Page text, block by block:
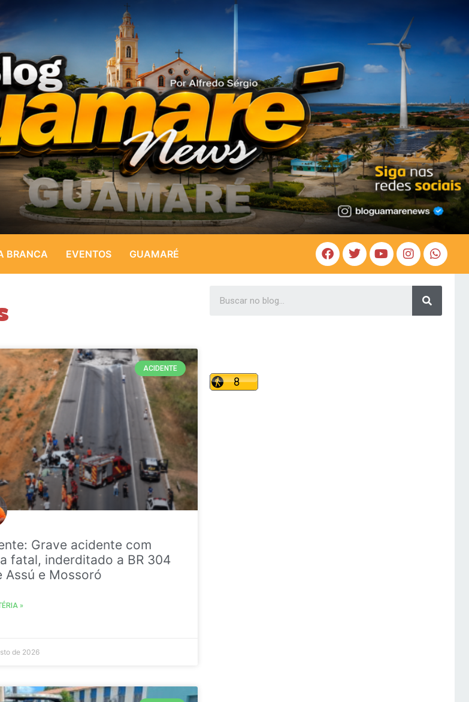
BRANCA EVENTOS GUAMARÉ
ACIDENTE
Grave acidente com
fatal, inderditado a BR 304
Assú e Mossoró
»
de 2026